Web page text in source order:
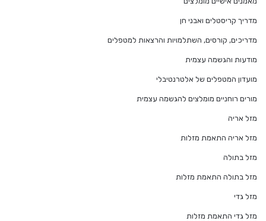
מדריך קריסטלים ואבני חן
מדריכים, קורסים, השתלמויות והרצאות למטפלים
מודעות והגשמה עצמית
מועדון המטפלים של אלטרנטיבלי
מורים רוחניים מומלצים להגשמה עצמית
מזל אריה
מזל אריה התאמת מזלות
מזל בתולה
מזל בתולה התאמת מזלות
מזל גדי
מזל גדי התאמת מזלות